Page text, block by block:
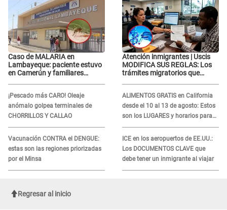
Caso de MALARIA en
Lambayeque: paciente estuvo
en Camerún y familiares
¡Pescado más CARO! Oleaje
anómalo golpea terminales de
CHORRILLOS Y CALLAO
Vacunación CONTRA el DENGUE:
estas son las regiones priorizadas
por el Minsa
Atención inmigrantes | Uscis
MODIFICA SUS REGLAS: Los
trámites migratorios que
ALIMENTOS GRATIS en California
desde el 10 al 13 de agosto: Estos
son los LUGARES y horarios para
recibir la ayuda
ICE en los aeropuertos de EE.UU.:
Los DOCUMENTOS CLAVE que
debe tener un inmigrante al viajar
Regresar al inicio